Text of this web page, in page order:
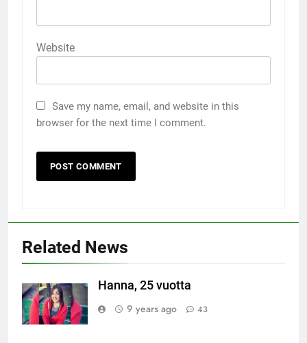
Website
Save my name, email, and website in this
browser for the next time I comment.
Related News
Hanna, 25 vuotta
9 years ago
43